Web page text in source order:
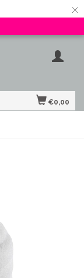
×
€0,00